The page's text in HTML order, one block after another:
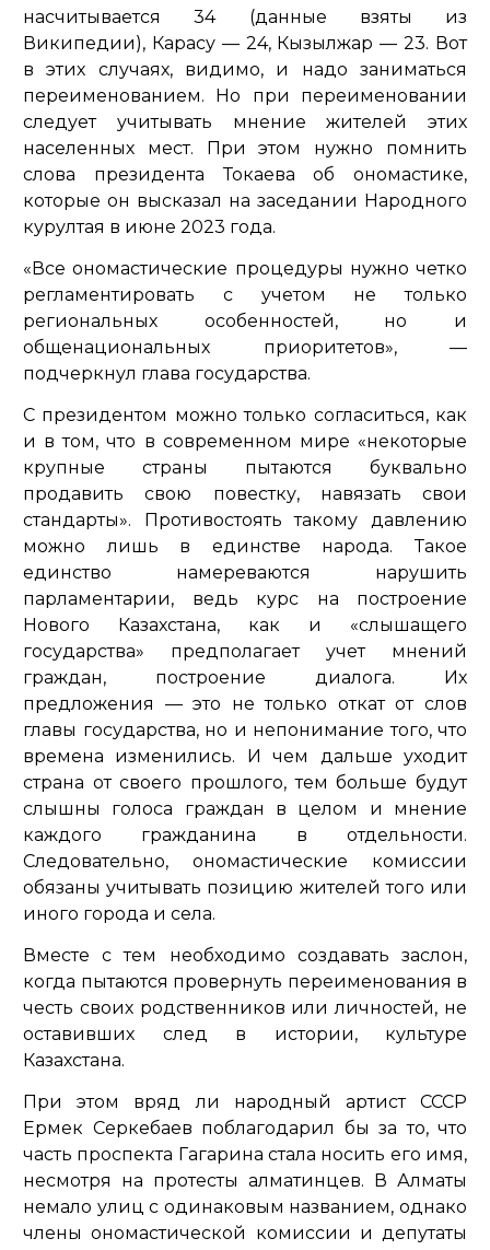
насчитывается 34 (данные взяты из
Википедии), Карасу — 24, Кызылжар — 23. Вот
в этих случаях, видимо, и надо заниматься
переименованием. Но при переименовании
следует учитывать мнение жителей этих
населенных мест. При этом нужно помнить
слова президента Токаева об ономастике,
которые он высказал на заседании Народного
курултая в июне 2023 года.
«Все ономастические процедуры нужно четко
регламентировать с учетом не только
региональных особенностей, но и
общенациональных приоритетов»,—
подчеркнул глава государства.
С президентом можно только согласиться, как
и в том, что в современном мире «некоторые
крупные страны пытаются буквально
продавить свою повестку, навязать свои
стандарты». Противостоять такому давлению
можно лишь в единстве народа. Такое
единство намереваются нарушить
парламентарии, ведь курс на построение
Нового Казахстана, как и «слышащего
государства» предполагает учет мнений
граждан, построение диалога. Их
предложения — это не только откат от слов
главы государства, но и непонимание того, что
времена изменились. И чем дальше уходит
страна от своего прошлого, тем больше будут
слышны голоса граждан в целом и мнение
каждого гражданина в отдельности.
Следовательно, ономастические комиссии
обязаны учитывать позицию жителей того или
иного города и села.
Вместе с тем необходимо создавать заслон,
когда пытаются провернуть переименования в
честь своих родственников или личностей, не
оставивших след в истории, культуре
Казахстана.
При этом вряд ли народный артист СССР
Ермек Серкебаев поблагодарил бы за то, что
часть проспекта Гагарина стала носить его имя,
несмотря на протесты алматинцев. В Алматы
немало улиц с одинаковым названием, однако
члены ономастической комиссии и депутаты